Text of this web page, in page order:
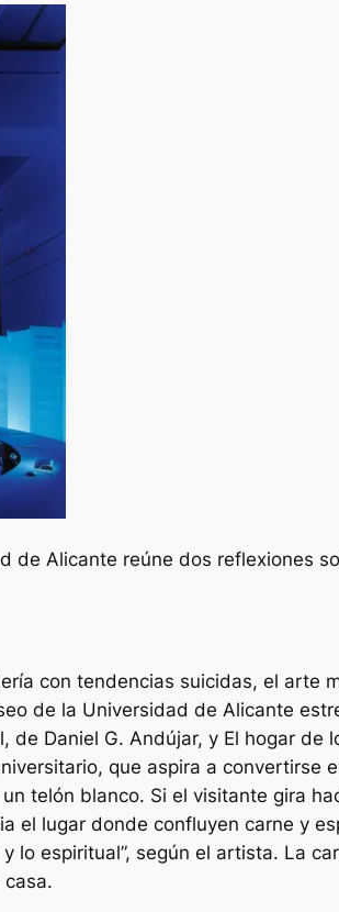
de Alicante reúne dos reflexiones
con tendencias suicidas, el arte
de la Universidad de Alicante
Daniel G. Andújar, y El hogar
que aspira a convertirse
telón blanco. Si el visitante gira
el lugar donde confluyen carne y
lo espiritual”, según el artista. La